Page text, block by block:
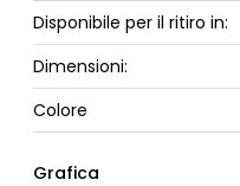
Disponibile per il ritiro in:
Dimensioni:
Colore
Grafica